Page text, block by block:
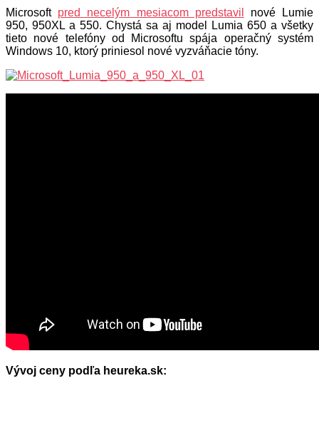
Microsoft pred necelým mesiacom predstavil
nové Lumie
950, 950XL a 550. Chystá sa aj model Lumia 650 a všetky
tieto nové telefóny od Microsoftu spája operačný systém
Windows 10, ktorý priniesol nové vyzváňacie tóny.
Vývoj ceny podľa heureka.sk: